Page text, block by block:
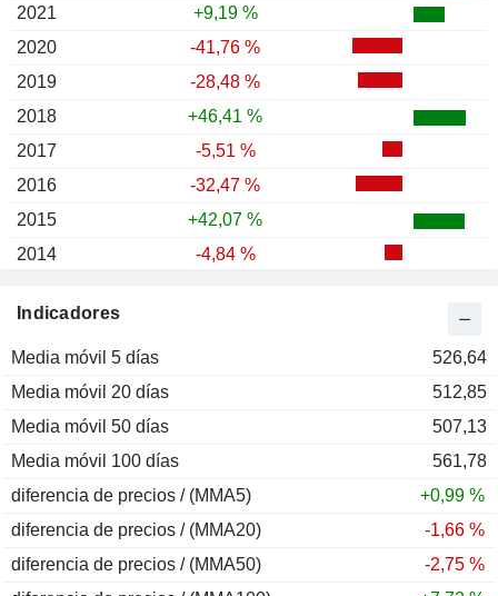
Indicadores
Media móvil 5 días
526,64
Media móvil 20 días
512,85
Media móvil 50 días
507,13
Media móvil 100 días
561,78
diferencia de precios / (MMA5)
+0,99 %
diferencia de precios / (MMA20)
-1,66 %
diferencia de precios / (MMA50)
-2,75 %
2021
+9,19 %
2020
-41,76 %
2019
-28,48 %
2018
+46,41 %
2017
-5,51 %
2016
-32,47 %
2015
+42,07 %
2014
-4,84 %
2012
2011
2010
2009
2008
2007
-24,94 %
2006
+34,38 %
2005
+13,92 %